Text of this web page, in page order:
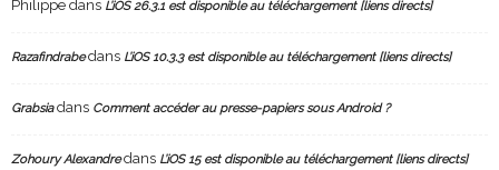
Philippe dans L’iOS 26.3.1 est disponible au téléchargement [liens directs]
Razafindrabedans L’iOS 10.3.3 est disponible au téléchargement [liens directs]
Grabsiadans Comment accéder au presse-papiers sous Android ?
Zohoury Alexandredans L’iOS 15 est disponible au téléchargement [liens directs]